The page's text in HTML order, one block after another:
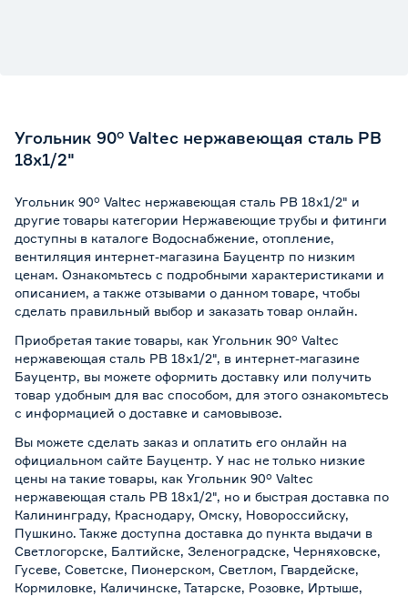
Угольник 90° Valtec нержавеющая сталь РВ
18х1/2"
Угольник 90° Valtec нержавеющая сталь РВ 18х1/2" и
другие товары категории Нержавеющие трубы и фитинги
доступны в каталоге Водоснабжение, отопление,
вентиляция интернет-магазина Бауцентр по низким
ценам. Ознакомьтесь с подробными характеристиками и
описанием, а также отзывами о данном товаре, чтобы
сделать правильный выбор и заказать товар онлайн.
Приобретая такие товары, как Угольник 90° Valtec
нержавеющая сталь РВ 18х1/2", в интернет-магазине
Бауцентр, вы можете оформить доставку или получить
товар удобным для вас способом, для этого ознакомьтесь
с информацией о доставке и самовывозе.
Вы можете сделать заказ и оплатить его онлайн на
официальном сайте Бауцентр. У нас не только низкие
цены на такие товары, как Угольник 90° Valtec
нержавеющая сталь РВ 18х1/2", но и быстрая доставка по
Калининграду, Краснодару, Омску, Новороссийску,
Пушкино. Также доступна доставка до пункта выдачи в
Светлогорске, Балтийске, Зеленоградске, Черняховске,
Гусеве, Советске, Пионерском, Светлом, Гвардейске,
Кормиловке, Каличинске, Татарске, Розовке, Иртыше,